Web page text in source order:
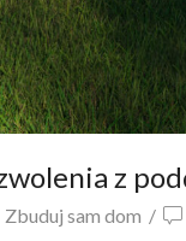
z
Zbuduj sam dom /